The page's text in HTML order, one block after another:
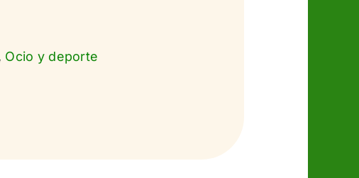
Ocio y deporte